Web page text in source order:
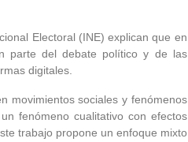
Electoral (INE) explican que en
parte del debate político y de las
digitales.
movimientos sociales y fenómenos
fenómeno cualitativo con efectos
trabajo propone un enfoque mixto